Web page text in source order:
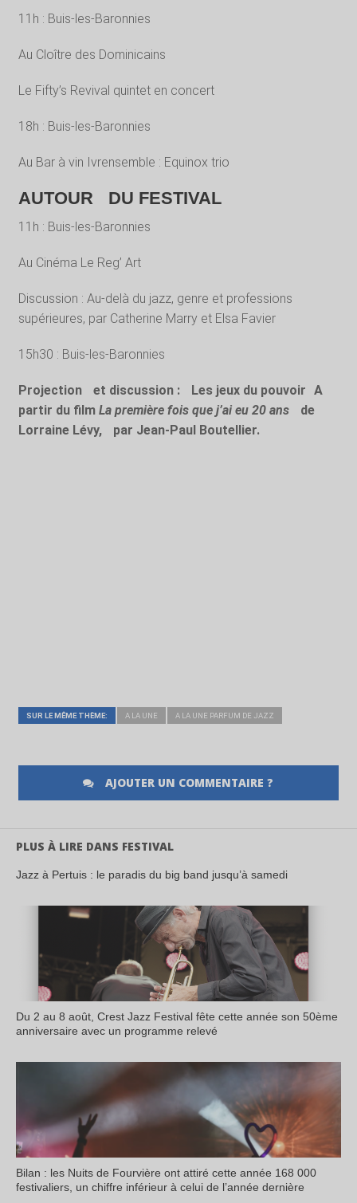
11h : Buis-les-Baronnies
Au Cloître des Dominicains
Le Fifty’s Revival quintet en concert
18h : Buis-les-Baronnies
Au Bar à vin Ivrensemble : Equinox trio
AUTOUR DU FESTIVAL
11h : Buis-les-Baronnies
Au Cinéma Le Reg’ Art
Discussion : Au-delà du jazz, genre et professions
supérieures, par Catherine Marry et Elsa Favier
15h30 : Buis-les-Baronnies
Projection et discussion : Les jeux du pouvoir A
partir du film La première fois que j’ai eu 20 ans de
Lorraine Lévy, par Jean-Paul Boutellier.
SUR LE MÊME THÈME: A LA UNE A LA UNE PARFUM DE JAZZ
AJOUTER UN COMMENTAIRE ?
PLUS À LIRE DANS FESTIVAL
Jazz à Pertuis : le paradis du big band jusqu’à samedi
Du 2 au 8 août, Crest Jazz Festival fête cette année son 50ème
anniversaire avec un programme relevé
Bilan : les Nuits de Fourvière ont attiré cette année 168 000
festivaliers, un chiffre inférieur à celui de l’année dernière